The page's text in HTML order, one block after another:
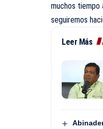
muchos tiempo
seguiremos
Leer Más